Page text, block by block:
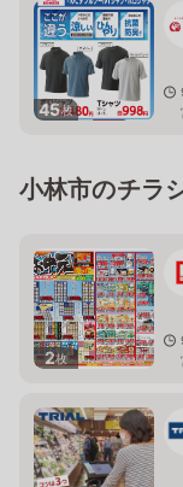
45枚
小林市のチラ
2枚